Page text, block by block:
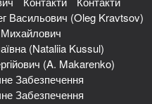
Васильович (Oleg Kravtsov)
Михайлович
(Nataliia Kussul)
(A. Makarenko)
Забезпечення
Забезпечення